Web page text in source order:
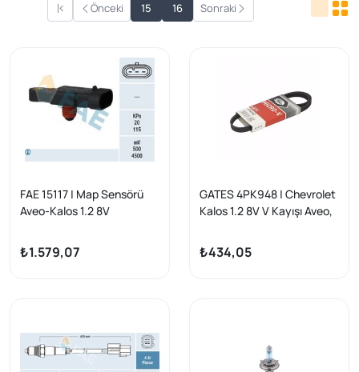
Önceki 15 16 Sonraki
FAE 15117 | Map Sensörü
Aveo-Kalos 1.2 8V
₺1.579,07
GATES 4PK948 | Chevrolet
Kalos 1.2 8V V Kayışı Aveo,
TD
₺434,05